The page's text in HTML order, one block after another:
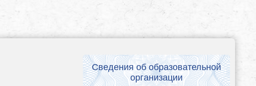
Сведения об образовательной
организации